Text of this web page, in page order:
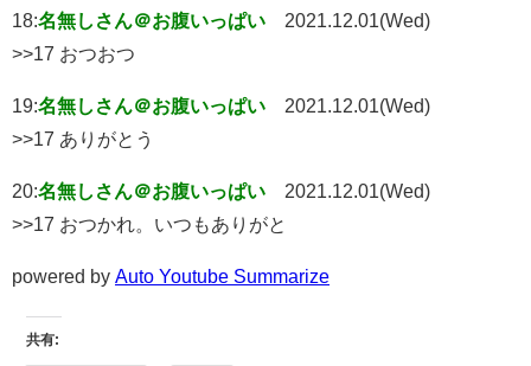
18:名無しさん＠お腹いっぱい
2021.12.01(Wed)
>>17 おつおつ
19:名無しさん＠お腹いっぱい
2021.12.01(Wed)
>>17 ありがとう
20:名無しさん＠お腹いっぱい
2021.12.01(Wed)
>>17 おつかれ。いつもありがと
powered by Auto Youtube Summarize
共有: